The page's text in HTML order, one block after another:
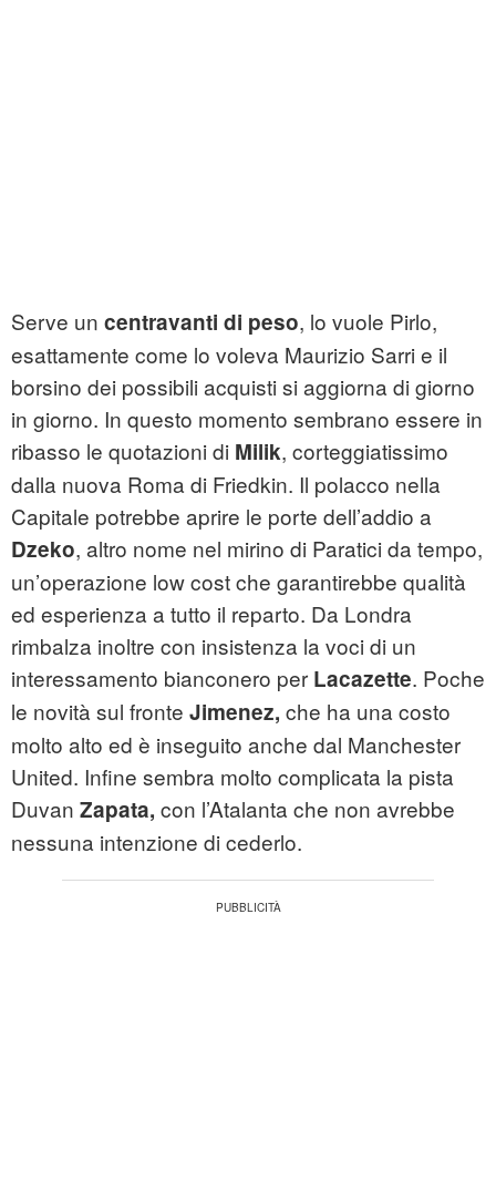
Serve un centravanti di peso, lo vuole Pirlo,
esattamente come lo voleva Maurizio Sarri e il
borsino dei possibili acquisti si aggiorna di giorno
in giorno. In questo momento sembrano essere in
ribasso le quotazioni di Milik, corteggiatissimo
dalla nuova Roma di Friedkin. Il polacco nella
Capitale potrebbe aprire le porte dell’addio a
Dzeko, altro nome nel mirino di Paratici da tempo,
un’operazione low cost che garantirebbe qualità
ed esperienza a tutto il reparto. Da Londra
rimbalza inoltre con insistenza la voci di un
interessamento bianconero per Lacazette. Poche
le novità sul fronte Jimenez, che ha una costo
molto alto ed è inseguito anche dal Manchester
United. Infine sembra molto complicata la pista
Duvan Zapata, con l’Atalanta che non avrebbe
nessuna intenzione di cederlo.